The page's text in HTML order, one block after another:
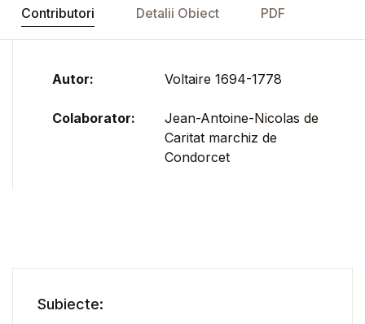
Contributori Detalii Obiect PDF
Autor: Voltaire 1694-1778
Colaborator:
Jean-Antoine-Nicolas de
Caritat marchiz de
Condorcet
Subiecte: